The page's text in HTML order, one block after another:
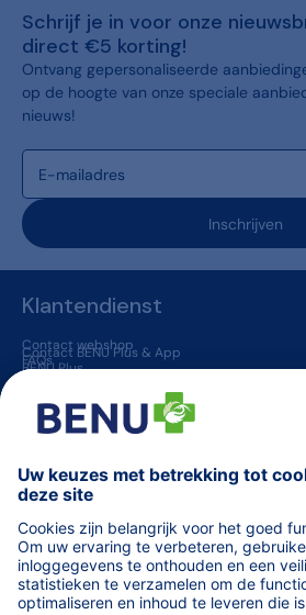
Schrijf je in voor onze
direct €5 korting!
Ontvang gepersonaliseerde
op de hoogte van onze speciale
nieuws!
Inschrijven
Klantendienst
Contact webshop
Contact BENU Plus & App
FAQs
BENU Plus
BENU App
BENU apotheken
Overige informatie
Blogs
Helena
TARIEVEN terugbetaalde zorg
Vind een apotheek (van wacht)
Orde der Apothekers
Code van farmaceutische plichtenleer
fagg
MINT - Zorgprofessionals
Medisch materiaal voor professionals
WeCarePro - Infosite voor zorgprofessionals
Algemene voorwaarden